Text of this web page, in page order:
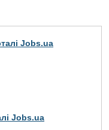
Jobs.ua
Jobs.ua